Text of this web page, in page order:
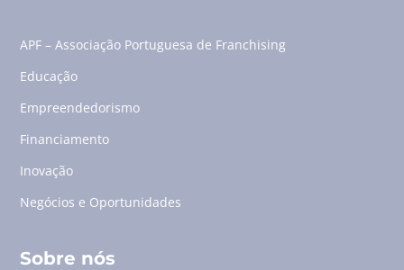
APF – Associação Portuguesa de Franchising
Educação
Empreendedorismo
Financiamento
Inovação
Negócios e Oportunidades
Sobre nós